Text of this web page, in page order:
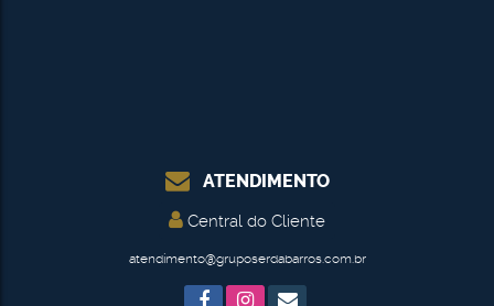
ATENDIMENTO
Central do Cliente
atendimento@gruposerdabarros.com.br